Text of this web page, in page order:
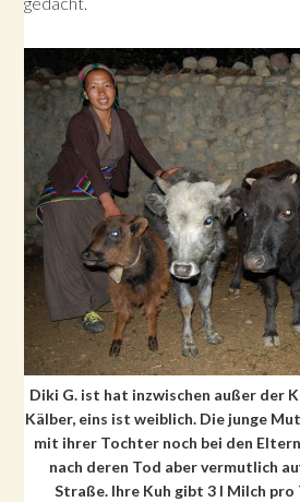
Diki G. ist hat inzwischen außer der
Kälber, eins ist weiblich. Die junge
mit ihrer Tochter noch bei den
nach deren Tod aber vermutlich
Straße. Ihre Kuh gibt 3 l Milch pro